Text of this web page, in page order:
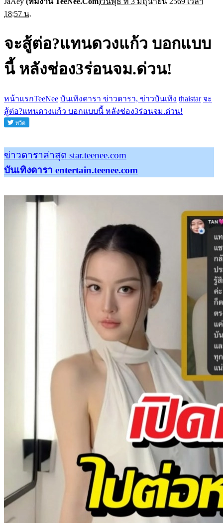
18:57 น.
จะสู้ต่อ?แทนดวงแก้ว บอกแบบ
นี้ หลังช่อง3ร่อนจม.ด่วน!
หน้าแรกTeeNee บันเทิงดารา ข่าวดารา, ข่าวบันเทิง thaistar จะ
สู้ต่อ?แทนดวงแก้ว บอกแบบนี้ หลังช่อง3ร่อนจม.ด่วน!
ข่าวดาราล่าสุด star.teenee.com
บันเทิงดารา entertain.teenee.com